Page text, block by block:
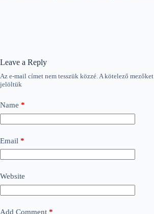
Leave a Reply
Az e-mail címet nem tesszük közzé.A kötelező mezőket
jelöltük
Name *
Email *
Website
Add Comment *